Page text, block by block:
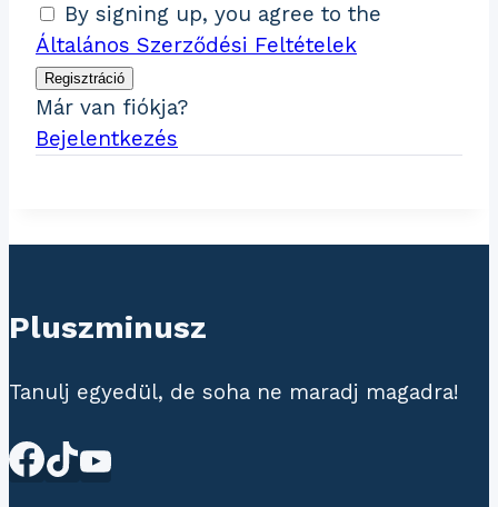
By signing up, you agree to the
Általános Szerződési Feltételek
Regisztráció
Már van fiókja?
Bejelentkezés
Pluszminusz
Tanulj egyedül, de soha ne maradj magadra!